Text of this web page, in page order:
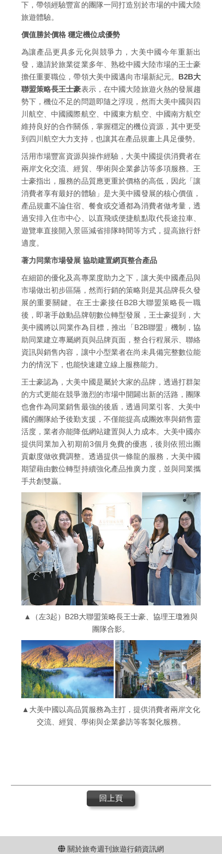
下，帶領經驗豐富的團隊一同打造別於市場的中國大陸
旅遊體驗。
價值勝於價格 穩定機位成優勢
為讓產品更具多元化與競爭力，大美中國今年重新出
發，邀請於旅業從業多年、熟稔中國大陸市場的王士豪
擔任重要職位，帶領大美中國邁向市場新紀元。 B2B大
聯盟策略長王士豪表示，在中國大陸旅遊火熱的發展趨
勢下，機位不足的問題即隨之浮現，然而大美中國與四
川航空、中國國際航空、中國東方航空、中國南方航空
維持良好的合作關係，掌握穩定的機位資源，其中更受
到四川航空大力支持，也讓其在產品規畫上具足優勢。
活用市場豐富資源與操作經驗，大美中國提供消費者在
兩岸文化交流、經貿、學術與企業參訪等多項服務。王
士豪指出，服務的品質應更重於價格的高低，因此「讓
消費者享有最好的體驗」是大美中國發展的核心價值，
產品規畫不論住宿、餐食或交通都為消費者做考量，透
過安排入住市中心、以直飛或便捷航點取代長途拉車、
遊覽車直接開入景區減省排隊時間等方式，提高旅行舒
適度。
著力同業市場發展 協助建置網頁整合產品
在細節的優化及高專業度助力之下，讓大美中國產品與
市場做出初步區隔，然而行銷的策略則是其品牌長久發
展的重要關鍵。在王士豪接任B2B大聯盟策略長一職
後，即著手啟動品牌朝數位轉型發展，王士豪提到，大
美中國將以同業作為目標，推出「B2B聯盟」機制，協
助同業建立專屬網頁與品牌頁面，整合行程展示、聯絡
資訊與銷售內容，讓中小型業者在尚未具備完整數位能
力的情況下，也能快速建立線上服務能力。
王士豪認為，大美中國是屬於大家的品牌，透過打群架
的方式更能在競爭激烈的市場中開闢出新的活路，團隊
也會作為同業銷售最強的後盾，透過同業引客、大美中
國的團隊給予後勤支援，不僅能提高成團效率與銷售靈
活度，業者亦能降低網站建置與人力成本。大美中國亦
提供同業加入初期前3個月免費的優惠，後則依照出團
貢獻度做收費調整。透過提供一條龍的服務，大美中國
期望藉由數位轉型持續強化產品推廣力度，並與同業攜
手共創雙贏。
▲（左3起）B2B大聯盟策略長王士豪、協理王瓊雅與
團隊合影。
▲大美中國以高品質服務為主打，提供消費者兩岸文化
交流、經貿、學術與企業參訪等客製化服務。
回上頁
關於旅奇週刊旅遊行銷資訊網